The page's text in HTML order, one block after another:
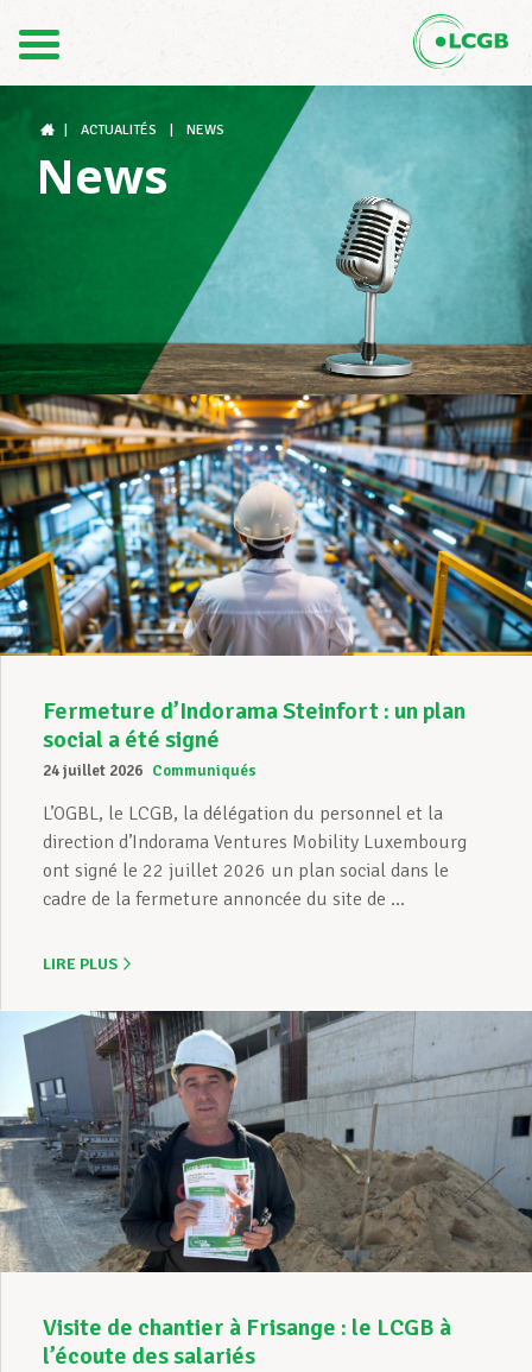
DE
Structures syndicales
Assistance au Travail
Vos droits
Assistance en vie privée
Devenir Membre
Actualités
ACTUALITÉS NEWS
News
Fermeture d’Indorama Steinfort : un plan
social a été signé
24 juillet 2026 Communiqués
L’OGBL, le LCGB, la délégation du personnel et la
direction d’Indorama Ventures Mobility Luxembourg
ont signé le 22 juillet 2026 un plan social dans le
cadre de la fermeture annoncée du site de ...
LIRE PLUS
Visite de chantier à Frisange : le LCGB à
l’écoute des salariés